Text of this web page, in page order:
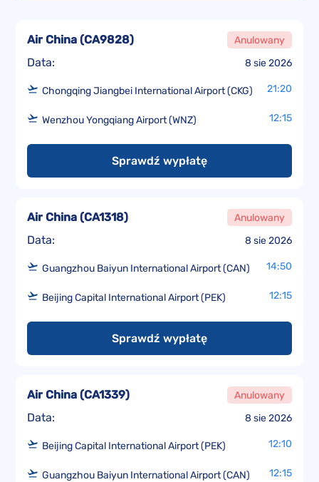
Data: 8 sie 2026
Air China (CA9828) Anulowany
Chongqing Jiangbei International Airport (CKG) 21:20
Wenzhou Yongqiang Airport (WNZ) 12:15
Sprawdź wypłatę
Data: 8 sie 2026
Air China (CA1318) Anulowany
Guangzhou Baiyun International Airport (CAN) 14:50
Beijing Capital International Airport (PEK) 12:15
Sprawdź wypłatę
Data: 8 sie 2026
Air China (CA1339) Anulowany
Beijing Capital International Airport (PEK) 12:10
Guangzhou Baiyun International Airport (CAN) 12:15